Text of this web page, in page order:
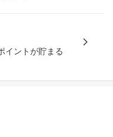
イントが貯まる